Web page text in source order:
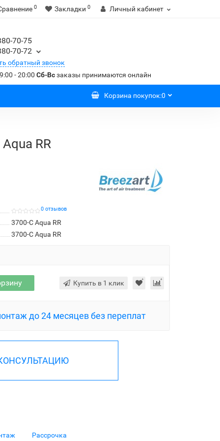
0 Закладки 0 Личный кабинет
70-75
70-72
обратный звонок
- 20:00 Сб-Всзаказы принимаются онлайн
Корзина покупок:0
RR
0 отзывов
3700-C Aqua RR
3700-C Aqua RR
Купить в 1 клик
до 24 месяцев без переплат
Рассрочка